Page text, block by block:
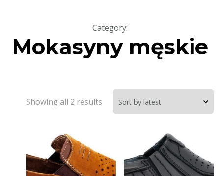
Category:
Mokasyny męskie
Showing all 2 results